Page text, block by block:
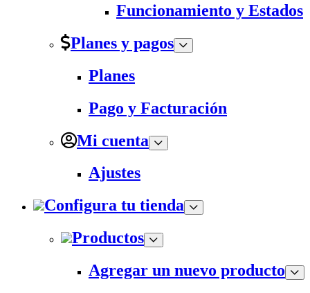
Funcionamiento y Estados
Planes y pagos
Planes
Pago y Facturación
Mi cuenta
Ajustes
Configura tu tienda
Productos
Agregar un nuevo producto